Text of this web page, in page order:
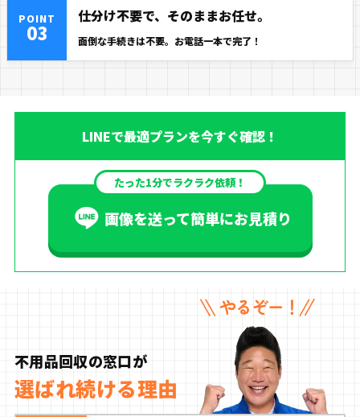
POINT
03
仕分け不要で、そのままお任せ。
面倒な手続きは不要。お電話一本で完了！
LINEで最適プランを今すぐ確認！
たった1分でラクラク依頼！
画像を送って簡単にお見積り
不用品回収の窓口が
選ばれ続ける理由